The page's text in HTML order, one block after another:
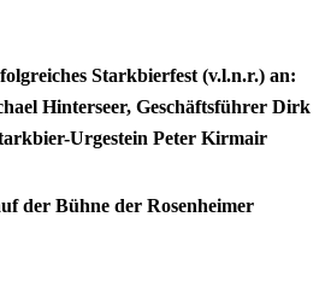
Starkbierfest (v.l.n.r.) an:
Hinterseer, Geschäftsführer Dirk
Urgestein Peter Kirmair
der Bühne der Rosenheimer